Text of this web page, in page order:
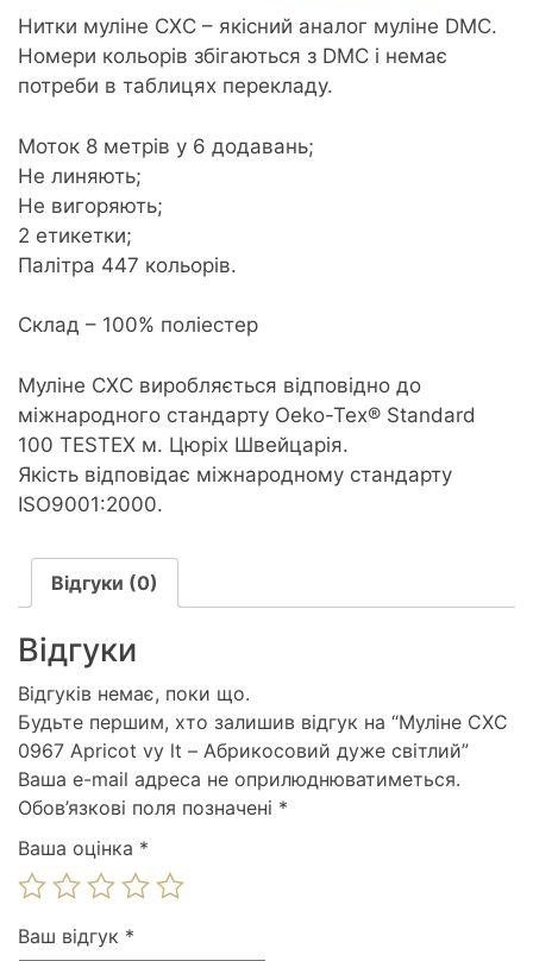
vy
lt
-
Абрикосовий
світлий
кількість
Нитки муліне СХС – якісний аналог муліне DMC.
Номери кольорів збігаються з DMC і немає
потреби в таблицях перекладу.
Моток 8 метрів у 6 додавань;
Не линяють;
Не вигоряють;
2 етикетки;
Палітра 447 кольорів.
Склад – 100% поліестер
Муліне CXC виробляється відповідно до
міжнародного стандарту Oeko-Tex® Standard
100 TESTEX м. Цюріх Швейцарія.
Якість відповідає міжнародному стандарту
ISO9001:2000.
Відгуки (0)
Відгуки
Відгуків немає, поки що.
Будьте першим, хто залишив відгук на “Муліне СХС
0967 Apricot vy lt – Абрикосовий дуже світлий”
Ваша e-mail адреса не оприлюднюватиметься.
Обов’язкові поля позначені *
Ваша оцінка *
Ваш відгук *